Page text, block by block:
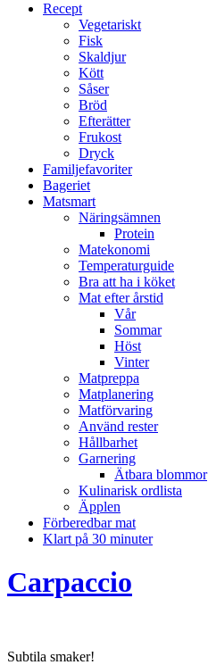
sökfältRecept
Vegetariskt
Fisk
Skaldjur
Kött
Såser
Bröd
Efterätter
Frukost
Dryck
Familjefavoriter
Bageriet
Matsmart
Näringsämnen
Protein
Matekonomi
Temperaturguide
Bra att ha i köket
Mat efter årstid
Vår
Sommar
Höst
Vinter
Matpreppa
Matplanering
Matförvaring
Använd rester
Hållbarhet
Garnering
Ätbara blommor
Kulinarisk ordlista
Äpplen
Förberedbar mat
Klart på 30 minuter
Carpaccio
Subtila smaker!